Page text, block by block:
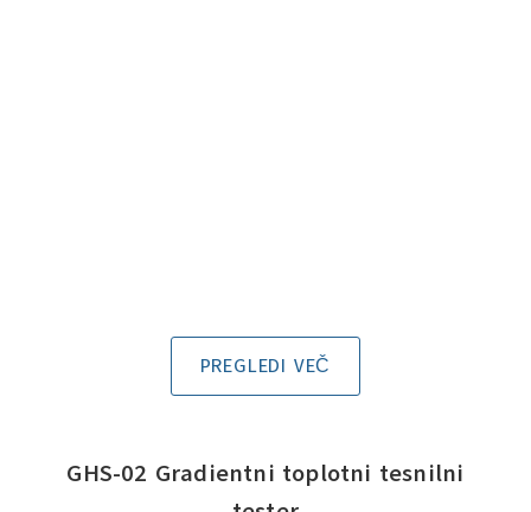
PREGLEDI VEČ
GHS-02 Gradientni toplotni tesnilni